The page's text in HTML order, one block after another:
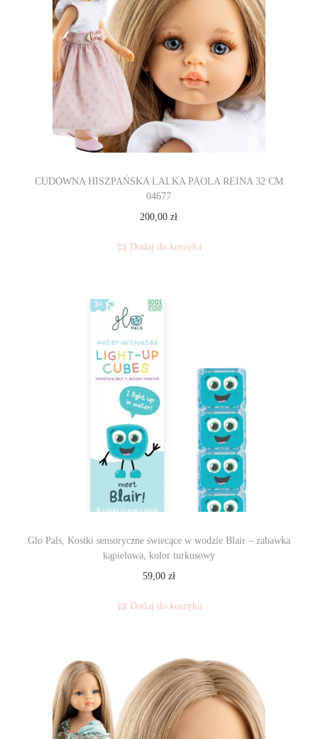
CUDOWNA HISZPAŃSKA LALKA PAOLA REINA 32 CM
04677
200,00zł
Dodaj do koszyka
Glo Pals, Kostki sensoryczne świecące w wodzie Blair – zabawka
kąpielowa, kolor turkusowy
59,00 zł
Dodaj do koszyka